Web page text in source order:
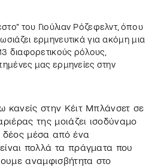
του Γιούλιαν Ρόζεφελντ, όπου
ερμηνευτικά για ακόμη μια
διαφορετικούς ρόλους,
μας ερμηνείες στην
κανείς στην Κέιτ Μπλάνσετ σε
της μοιάζει ισοδύναμο
δέος μέσα από ένα
πολλά τα πράγματα που
αναμφισβήτητα στο